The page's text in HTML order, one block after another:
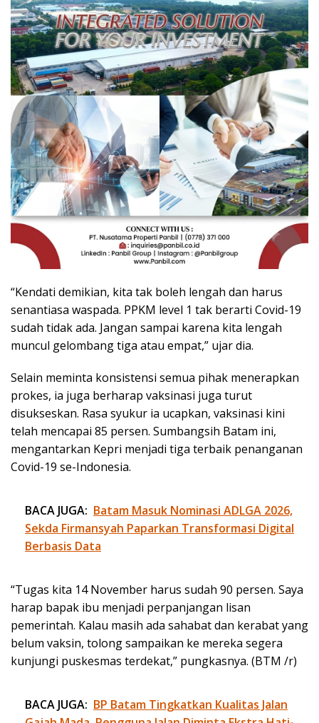
“Kendati demikian, kita tak boleh lengah dan harus
senantiasa waspada. PPKM level 1 tak berarti Covid-19
sudah tidak ada. Jangan sampai karena kita lengah
muncul gelombang tiga atau empat,” ujar dia.
Selain meminta konsistensi semua pihak menerapkan
prokes, ia juga berharap vaksinasi juga turut
disukseskan. Rasa syukur ia ucapkan, vaksinasi kini
telah mencapai 85 persen. Sumbangsih Batam ini,
mengantarkan Kepri menjadi tiga terbaik penanganan
Covid-19 se-Indonesia.
BACA JUGA: Batam Masuk Nominasi ADLGA 2026,
Sekda Firmansyah Paparkan Transformasi Digital
Berbasis Data
“Tugas kita 14 November harus sudah 90 persen. Saya
harap bapak ibu menjadi perpanjangan lisan
pemerintah. Kalau masih ada sahabat dan kerabat yang
belum vaksin, tolong sampaikan ke mereka segera
kunjungi puskesmas terdekat,” pungkasnya. (BTM /r)
BACA JUGA: BP Batam Tingkatkan Kualitas Jalan